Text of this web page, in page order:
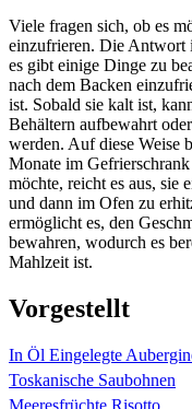
Viele fragen sich, ob es
einzufrieren. Die Antwort
es gibt einige Dinge zu
nach dem Backen
ist. Sobald sie kalt ist,
Behältern aufbewahrt
werden. Auf diese Weise
Monate im
möchte, reicht es aus, sie
und dann im Ofen zu
ermöglicht es, den
bewahren, wodurch es
Mahlzeit ist.
Vorgestellt
In Öl Eingelegte
Toskanische Saubohnen
Meeresfrüchte Risotto